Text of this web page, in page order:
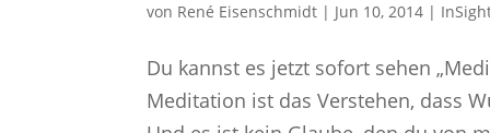
von René Eisenschmidt | Jun 10, 2014 |
Du kannst es jetzt sofort sehen
Meditation ist das Verstehen, dass